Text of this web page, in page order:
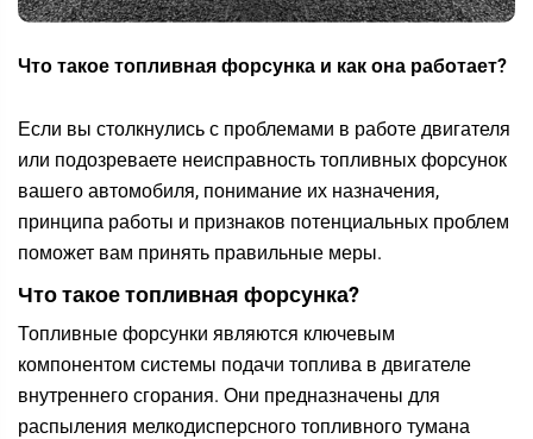
Что такое топливная форсунка и как она работает?
Если вы столкнулись с проблемами в работе двигателя
или подозреваете неисправность топливных форсунок
вашего автомобиля, понимание их назначения,
принципа работы и признаков потенциальных проблем
поможет вам принять правильные меры.
Что такое топливная форсунка?
Топливные форсунки являются ключевым
компонентом системы подачи топлива в двигателе
внутреннего сгорания. Они предназначены для
распыления мелкодисперсного топливного тумана